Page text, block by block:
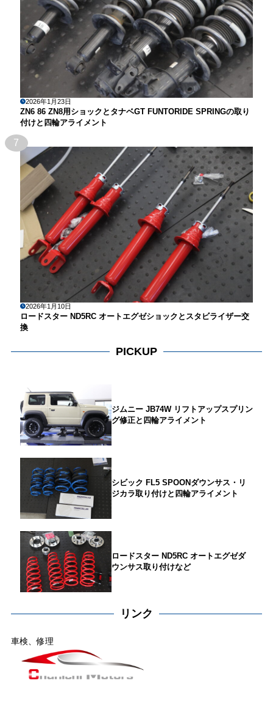
2026年1月23日
ZN6 86 ZN8用ショックとタナベGT FUNTORIDE SPRINGの取り
付けと四輪アライメント
7
2026年1月10日
ロードスター ND5RC オートエグゼショックとスタビライザー交
換
PICKUP
ジムニー JB74W リフトアップスプリン
グ修正と四輪アライメント
シビック FL5 SPOONダウンサス・リ
ジカラ取り付けと四輪アライメント
ロードスター ND5RC オートエグゼダ
ウンサス取り付けなど
リンク
車検、修理